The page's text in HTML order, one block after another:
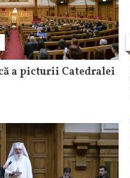
a picturii Catedralei